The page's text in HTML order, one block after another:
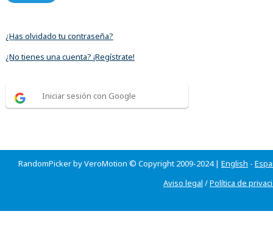
¿Has olvidado tu contraseña?
¿No tienes una cuenta? ¡Regístrate!
Iniciar sesión con Google
RandomPicker by VeroMotion © Copyright 2009-2024 | English -
Aviso legal /Política de